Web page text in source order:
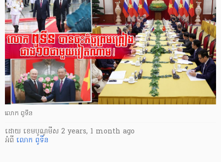
លោក ពូទីន
ដោយ ​ ខេមបូណូមីស 2 years, 1 month ago
អំពី លោក ពូទីន